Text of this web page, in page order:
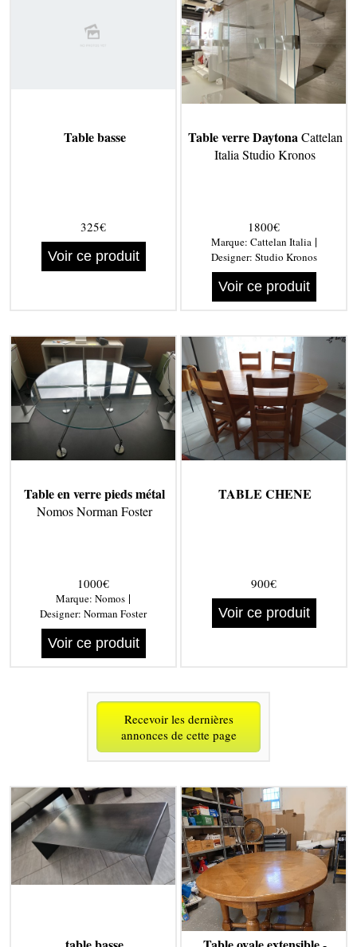
Table basse
325€
Voir ce produit
Table verre DaytonaCattelan
Italia Studio Kronos
1800€
Marque: Cattelan Italia|
Designer: Studio Kronos
Voir ce produit
Table en verre pieds métal
Nomos Norman Foster
1000€
Marque: Nomos |
Designer: Norman Foster
Voir ce produit
TABLE CHENE
900€
Voir ce produit
Recevoir les dernières
annonces de cette page